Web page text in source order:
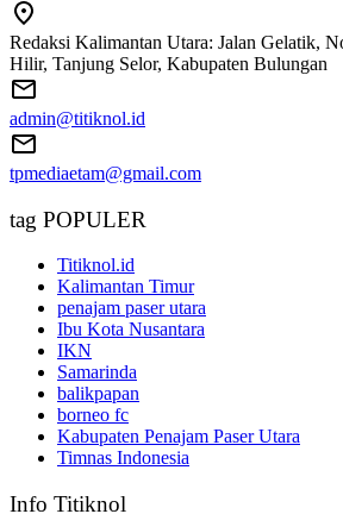
Redaksi Kalimantan Utara: Jalan Gelatik,
Hilir, Tanjung Selor, Kabupaten Bulungan
admin@titiknol.id
tpmediaetam@gmail.com
tag POPULER
Titiknol.id
Kalimantan Timur
penajam paser utara
Ibu Kota Nusantara
IKN
Samarinda
balikpapan
borneo fc
Kabupaten Penajam Paser Utara
Timnas Indonesia
Info Titiknol